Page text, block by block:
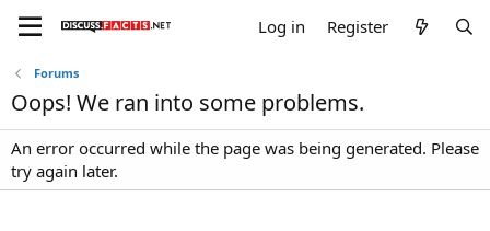
Log in Register
Forums
Oops! We ran into some problems.
An error occurred while the page was being generated. Please
try again later.